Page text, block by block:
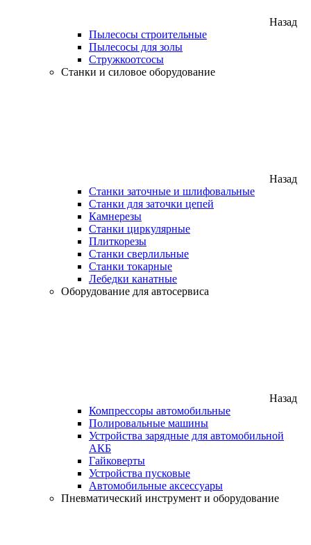
Назад
Пылесосы строительные
Пылесосы для золы
Стружкоотсосы
Станки и силовое оборудование
Назад
Станки заточные и шлифовальные
Станки для заточки цепей
Камнерезы
Станки циркулярные
Плиткорезы
Станки сверлильные
Станки токарные
Лебедки канатные
Оборудование для автосервиса
Назад
Компрессоры автомобильные
Полировальные машины
Устройства зарядные для автомобильной
АКБ
Гайковерты
Устройства пусковые
Автомобильные аксессуары
Пневматический инструмент и оборудование